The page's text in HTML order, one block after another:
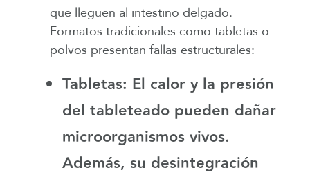
que lleguen al intestino delgado.
Formatos tradicionales como tabletas o
polvos presentan fallas estructurales:
Tabletas: El calor y la presión
del tableteado pueden dañar
microorganismos vivos.
Además, su desintegración